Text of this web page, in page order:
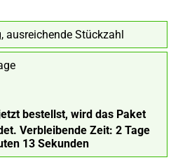
ausreichende Stückzahl
bestellst, wird das Paket
Verbleibende Zeit: 2 Tage
12 Sekunden